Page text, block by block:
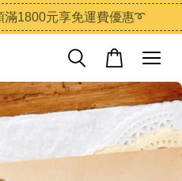
1800元享免運費優惠➰